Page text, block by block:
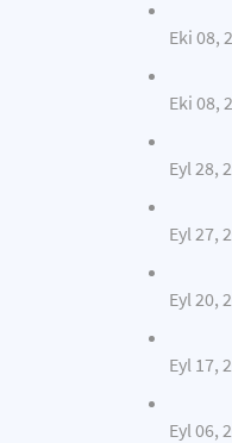
Eki 08,
Eki 08,
Eyl 28,
Eyl 27,
Eyl 20,
Eyl 17,
Eyl 06,